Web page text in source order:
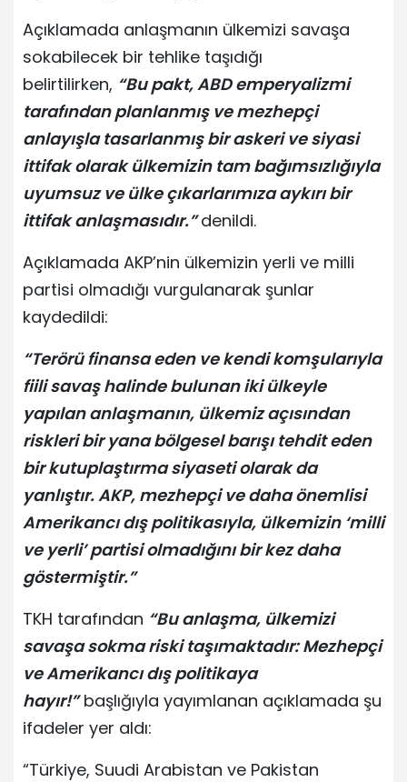
Açıklamada anlaşmanın ülkemizi savaşa
sokabilecek bir tehlike taşıdığı
belirtilirken, “Bu pakt, ABD emperyalizmi
tarafından planlanmış ve mezhepçi
anlayışla tasarlanmış bir askeri ve siyasi
ittifak olarak ülkemizin tam bağımsızlığıyla
uyumsuz ve ülke çıkarlarımıza aykırı bir
ittifak anlaşmasıdır.” denildi.
Açıklamada AKP’nin ülkemizin yerli ve milli
partisi olmadığı vurgulanarak şunlar
kaydedildi:
“Terörü finansa eden ve kendi komşularıyla
fiili savaş halinde bulunan iki ülkeyle
yapılan anlaşmanın, ülkemiz açısından
riskleri bir yana bölgesel barışı tehdit eden
bir kutuplaştırma siyaseti olarak da
yanlıştır. AKP, mezhepçi ve daha önemlisi
Amerikancı dış politikasıyla, ülkemizin ‘milli
ve yerli’ partisi olmadığını bir kez daha
göstermiştir.”
TKH tarafından “Bu anlaşma, ülkemizi
savaşa sokma riski taşımaktadır: Mezhepçi
ve Amerikancı dış politikaya
hayır!”başlığıyla yayımlanan açıklamada şu
ifadeler yer aldı:
“Türkiye, Suudi Arabistan ve Pakistan